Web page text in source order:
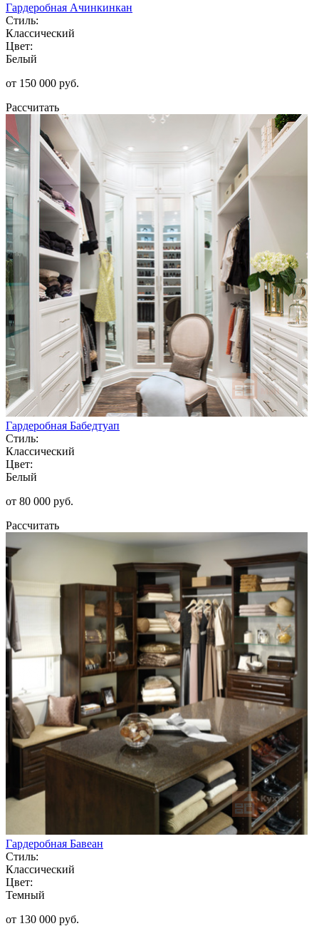
Гардеробная Ачинкинкан
Стиль:
Классический
Цвет:
Белый
от 150 000 руб.
Рассчитать
Гардеробная Бабедтуап
Стиль:
Классический
Цвет:
Белый
от 80 000 руб.
Рассчитать
Гардеробная Бавеан
Стиль:
Классический
Цвет:
Темный
от 130 000 руб.